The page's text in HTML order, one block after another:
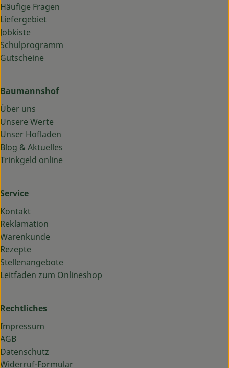
Häufige Fragen
Liefergebiet
Jobkiste
Schulprogramm
Gutscheine
Baumannshof
Über uns
Unsere Werte
Unser Hofladen
Blog & Aktuelles
Trinkgeld online
Service
Kontakt
Reklamation
Warenkunde
Rezepte
Stellenangebote
Leitfaden zum Onlineshop
Rechtliches
Impressum
AGB
Datenschutz
Widerruf-Formular